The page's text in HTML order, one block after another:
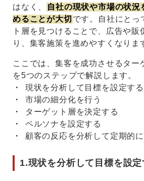
はなく、
自社の現状や市場の状況
めることが大切 です。自社にとっ
ト層を見つけることで、広告や販
り、集客施策を進めやすくなりま
ここでは、集客を成功させるター
を5つのステップで解説します。
現状を分析して目標を設定する
市場の細分化を行う
ターゲット層を決定する
ペルソナを設定する
顧客の反応を分析して定期的
1.現状を分析して目標を設定